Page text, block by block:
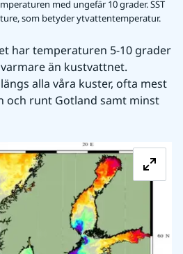
med ungefär 10 grader. SST
som betyder ytvattentemperatur.
har temperaturen 5-10 grader
än kustvattnet.
alla våra kuster, ofta mest
och runt Gotland samt minst